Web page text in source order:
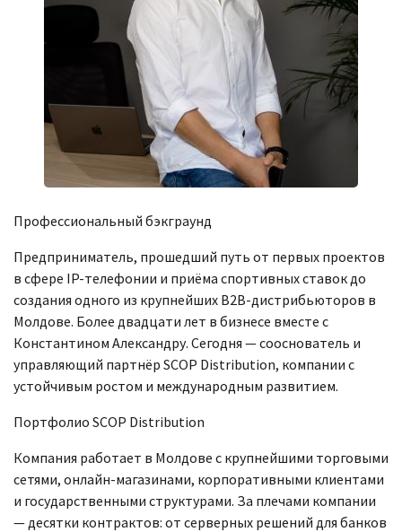
Профессиональный бэкграунд
Предприниматель, прошедший путь от первых проектов
в сфере IP-телефонии и приёма спортивных ставок до
создания одного из крупнейших B2B-дистрибьюторов в
Молдове. Более двадцати лет в бизнесе вместе с
Константином Александру. Сегодня — сооснователь и
управляющий партнёр SCOP Distribution, компании с
устойчивым ростом и международным развитием.
Портфолио SCOP Distribution
Компания работает в Молдове с крупнейшими торговыми
сетями, онлайн-магазинами, корпоративными клиентами
и государственными структурами. За плечами компании
— десятки контрактов: от серверных решений для банков